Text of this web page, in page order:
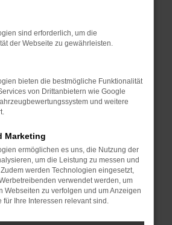
wie Werbeblocker,
bestimmter Seiten
die Seite in einem
neu.
helfen, vorübergehende
dass dein Browser und dein
auf dem neuesten Stand
birgt nicht nur ein
sondern kann auch dazu
Funktionen nicht mehr
sind erforderlich, um die
der Webseite zu gewährleisten.
bieten die bestmögliche Funktionalität
von Drittanbietern wie Google
und weitere
Marketing
ermöglichen es uns, die Nutzung der
um die Leistung zu messen und
werden Technologien eingesetzt,
verwendet werden, um
Webseiten zu verfolgen und um Anzeigen
für Ihre Interessen relevant sind.